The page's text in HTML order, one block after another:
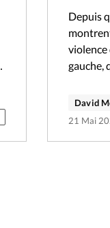
Depuis
violence
gauche,
David
21 Mai